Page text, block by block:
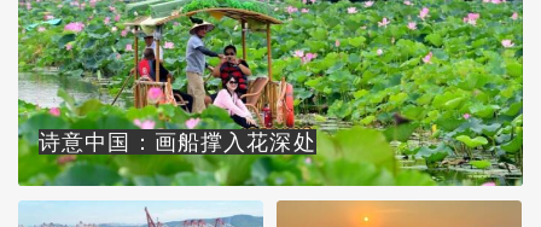
诗意中国：画船撑入花深处